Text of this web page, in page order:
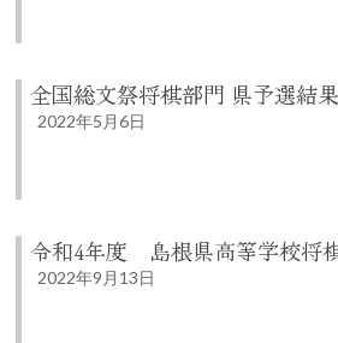
全国総文祭将棋部門 県予選結果
2022年5月6日
令和4年度 島根県高等学校将
2022年9月13日